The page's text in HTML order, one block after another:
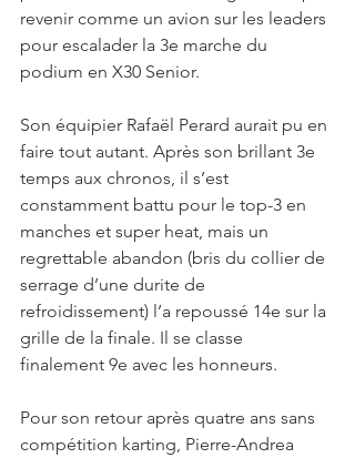
revenir comme un avion sur les leaders
pour escalader la 3e marche du
podium en X30 Senior.
Son équipier Rafaël Perard aurait pu en
faire tout autant. Après son brillant 3e
temps aux chronos, il s’est
constamment battu pour le top-3 en
manches et super heat, mais un
regrettable abandon (bris du collier de
serrage d’une durite de
refroidissement) l’a repoussé 14e sur la
grille de la finale. Il se classe
finalement 9e avec les honneurs.
Pour son retour après quatre ans sans
compétition karting, Pierre-Andrea